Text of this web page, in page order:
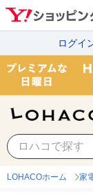
ログイ
LOHACOホーム 家